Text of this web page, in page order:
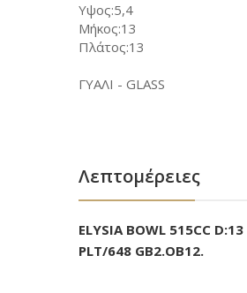
Υψος:5,4
Μήκος:13
Πλάτος:13
ΓΥΑΛΙ - GLASS
Λεπτομέρειες
ELYSIA BOWL 515CC
PLT/648 GB2.OB12.